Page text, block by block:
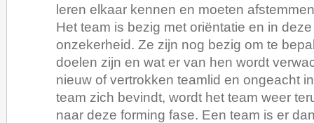
leren elkaar kennen en moeten
Het team is bezig met oriëntatie en in
onzekerheid. Ze zijn nog bezig om te
doelen zijn en wat er van hen wordt
nieuw of vertrokken teamlid en ongeacht
team zich bevindt, wordt het team weer
naar deze forming fase. Een team is er